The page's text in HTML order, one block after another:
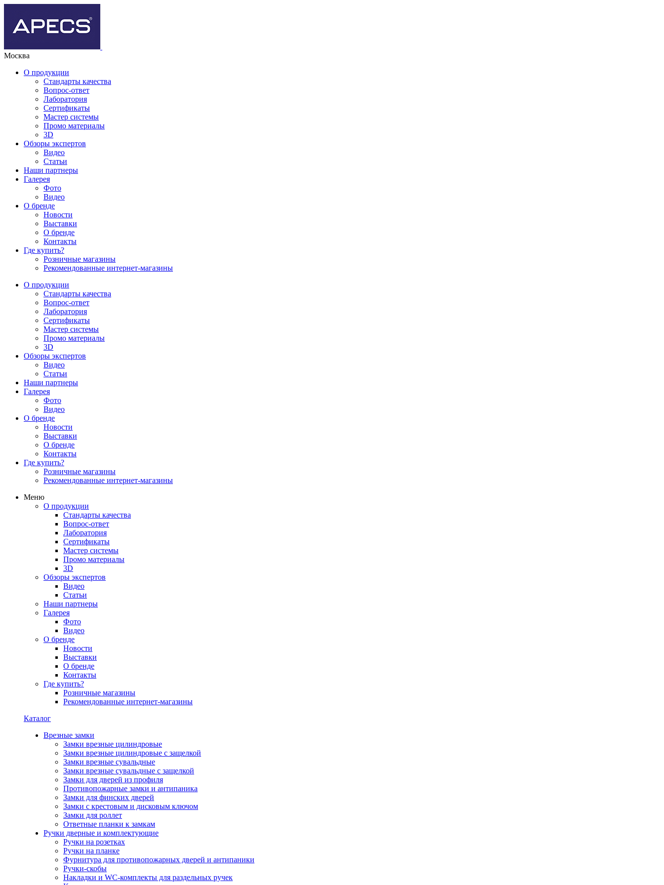
Москва
О продукции
Стандарты качества
Вопрос-ответ
Лаборатория
Сертификаты
Мастер системы
Промо материалы
3D
Обзоры экспертов
Видео
Статьи
Наши партнеры
Галерея
Фото
Видео
О бренде
Новости
Выставки
О бренде
Контакты
Где купить?
Розничные магазины
Рекомендованные интернет-магазины
О продукции
Стандарты качества
Вопрос-ответ
Лаборатория
Сертификаты
Мастер системы
Промо материалы
3D
Обзоры экспертов
Видео
Статьи
Наши партнеры
Галерея
Фото
Видео
О бренде
Новости
Выставки
О бренде
Контакты
Где купить?
Розничные магазины
Рекомендованные интернет-магазины
Меню
О продукции
Стандарты качества
Вопрос-ответ
Лаборатория
Сертификаты
Мастер системы
Промо материалы
3D
Обзоры экспертов
Видео
Статьи
Наши партнеры
Галерея
Фото
Видео
О бренде
Новости
Выставки
О бренде
Контакты
Где купить?
Розничные магазины
Рекомендованные интернет-магазины
Каталог
Врезные замки
Замки врезные цилиндровые
Замки врезные цилиндровые с защелкой
Замки врезные сувальдные
Замки врезные сувальдные с защелкой
Замки для дверей из профиля
Противопожарные замки и антипаника
Замки для финских дверей
Замки с крестовым и дисковым ключом
Замки для роллет
Ответные планки к замкам
Ручки дверные и комплектующие
Ручки на розетках
Ручки на планке
Фурнитура для противопожарных дверей и антипаники
Ручки-скобы
Накладки и WC-комплекты для раздельных ручек